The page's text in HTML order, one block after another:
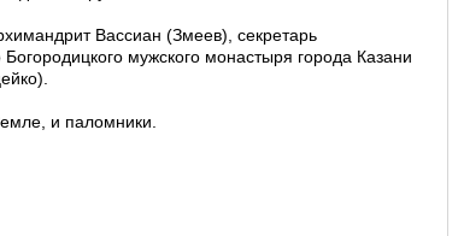
Вассиан (Змеев), секретарь
мужского монастыря города Казани
и паломники.